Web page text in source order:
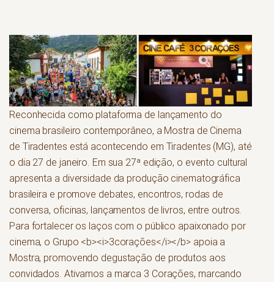
Reconhecida como plataforma de lançamento do
cinema brasileiro contemporâneo, a Mostra de Cinema
de Tiradentes está acontecendo em Tiradentes (MG), até
o dia 27 de janeiro. Em sua 27ª edição, o evento cultural
apresenta a diversidade da produção cinematográfica
brasileira e promove debates, encontros, rodas de
conversa, oficinas, lançamentos de livros, entre outros.
Para fortalecer os laços com o público apaixonado por
cinema, o Grupo <b><i>3corações</i></b> apoia a
Mostra, promovendo degustação de produtos aos
convidados. Ativamos a marca 3 Corações, marcando